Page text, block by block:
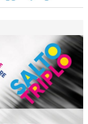
fare le